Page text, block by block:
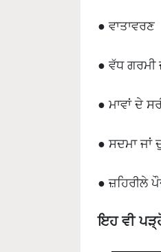
● ਵਾਤਾਵਰਣ
● ਵੱਧ ਗਰਮੀ
● ਮਾਵਾਂ ਦੇ
● ਸਦਮਾ ਜਾਂ
● ਜ਼ਹਿਰੀਲੇ
ਇਹ ਵੀ